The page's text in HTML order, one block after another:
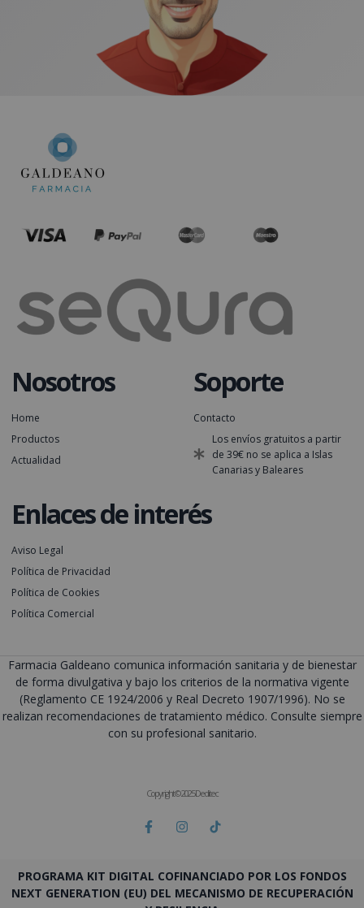
Nosotros
Home
Productos
Actualidad
Soporte
Contacto
Los envíos gratuitos a partir
de 39€ no se aplica a Islas
Canarias y Baleares
Enlaces de interés
Aviso Legal
Política de Privacidad
Política de Cookies
Política Comercial
Farmacia Galdeano comunica información sanitaria y de bienestar
de forma divulgativa y bajo los criterios de la normativa vigente
(Reglamento CE 1924/2006 y Real Decreto 1907/1996). No se
realizan recomendaciones de tratamiento médico. Consulte siempre
con su profesional sanitario.
Copyright © 2025 Deditec
PROGRAMA KIT DIGITAL COFINANCIADO POR LOS FONDOS
NEXT GENERATION (EU) DEL MECANISMO DE RECUPERACIÓN